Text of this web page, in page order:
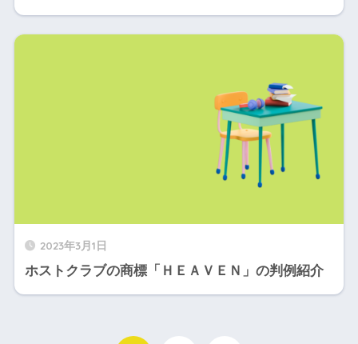
2023年3月1日
ホストクラブの商標「ＨＥＡＶＥＮ」の判例紹介